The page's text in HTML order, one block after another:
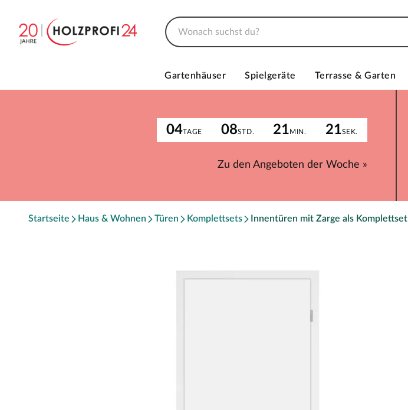
Gartenhäuser Spielgeräte Terrasse & Garten
04TAGE 08STD. 21MIN. 21SEK.
Zu den Angeboten der Woche »
Startseite Haus & Wohnen Türen Komplettsets Innentüren mit Zarge als Komplettset